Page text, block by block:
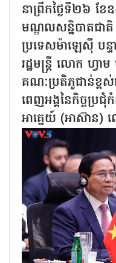
នាព្រឹកថ្ងៃទី២៦ ខ
មណ្ឌលសន្និបាតជា
ប្រទេសម៉ាឡេស៊ី ប
រដ្ឋមន្ត្រី លោក ហ្វ
គណៈប្រតិភូជាន់ខ្
ពេញអង្គនៃកិច្ចប្រ
អាគ្នេយ៍ (អាស៊ាន)